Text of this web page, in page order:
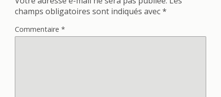
champs obligatoires sont indiqués avec*
Commentaire *